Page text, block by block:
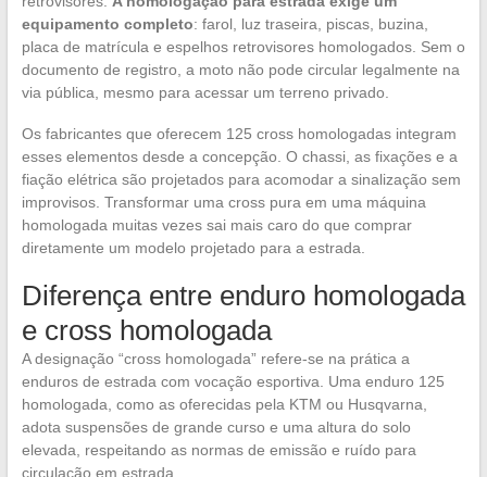
equipamento completo: farol, luz traseira, piscas, buzina,
placa de matrícula e espelhos retrovisores homologados. Sem o
documento de registro, a moto não pode circular legalmente na
via pública, mesmo para acessar um terreno privado.
Os fabricantes que oferecem 125 cross homologadas integram
esses elementos desde a concepção. O chassi, as fixações e a
fiação elétrica são projetados para acomodar a sinalização sem
improvisos. Transformar uma cross pura em uma máquina
homologada muitas vezes sai mais caro do que comprar
diretamente um modelo projetado para a estrada.
Diferença entre enduro homologada
e cross homologada
A designação “cross homologada” refere-se na prática a
enduros de estrada com vocação esportiva. Uma enduro 125
homologada, como as oferecidas pela KTM ou Husqvarna,
adota suspensões de grande curso e uma altura do solo
elevada, respeitando as normas de emissão e ruído para
circulação em estrada.